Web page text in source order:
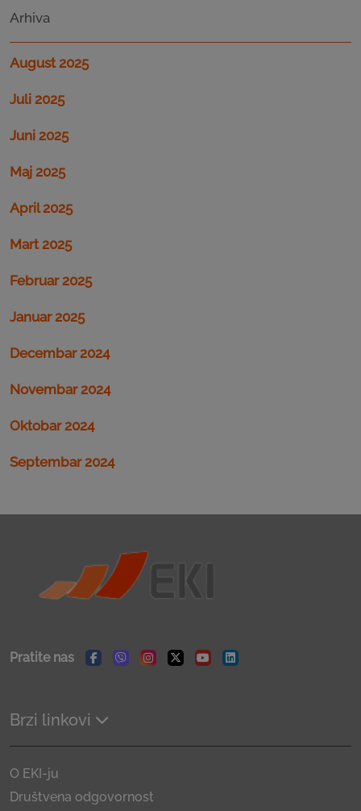
Arhiva
August 2025
Juli 2025
Juni 2025
Maj 2025
April 2025
Mart 2025
Februar 2025
Januar 2025
Decembar 2024
Novembar 2024
Oktobar 2024
Septembar 2024
Pratite nas
Facebook
ViberInstagram
TwitterYoutubeLinkedin
Brzi linkovi
O EKI-ju
Društvena odgovornost